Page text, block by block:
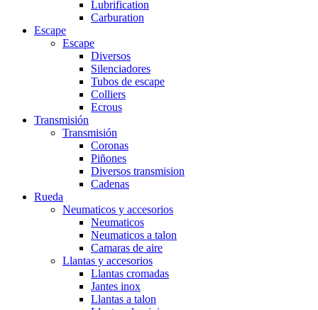
Lubrification
Carburation
Escape
Escape
Diversos
Silenciadores
Tubos de escape
Colliers
Ecrous
Transmisión
Transmisión
Coronas
Piñones
Diversos transmision
Cadenas
Rueda
Neumaticos y accesorios
Neumaticos
Neumaticos a talon
Camaras de aire
Llantas y accesorios
Llantas cromadas
Jantes inox
Llantas a talon